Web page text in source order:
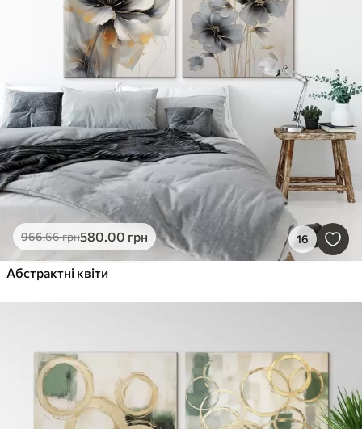
966.66грн580.00 грн 16
Абстрактні квіти